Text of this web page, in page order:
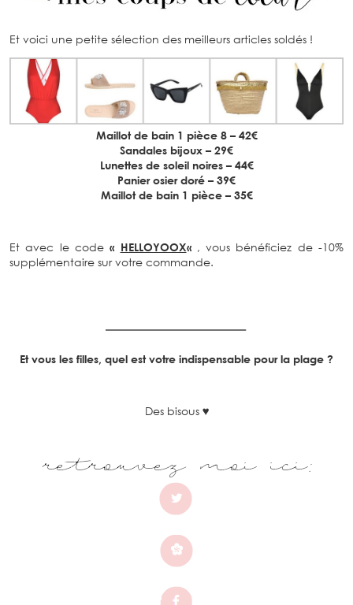
Et voici une petite sélection des meilleurs articles soldés !
Maillot de bain 1 pièce 8 – 42€
Sandales bijoux – 29€
Lunettes de soleil noires – 44€
Panier osier doré – 39€
Maillot de bain 1 pièce – 35€
Et avec le code« HELLOYOOX« , vous bénéficiez de -10%
supplémentaire sur votre commande.
Et vous les filles, quel est votre indispensable pour la plage ?
Des bisous ♥